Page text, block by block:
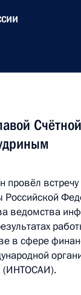
провёл
Российской
ведомства
в сфере
(ИНТОСАИ).